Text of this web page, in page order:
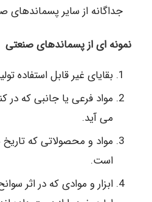
جداگانه از سایر پسماندهای
نمونه ای از پسماندهای صنعتی
بقایای غیر قابل استفاده
مواد فرعی یا جانبی که در
می آید.
مواد و محصولاتی که
است.
ابزار و موادی که در اثر